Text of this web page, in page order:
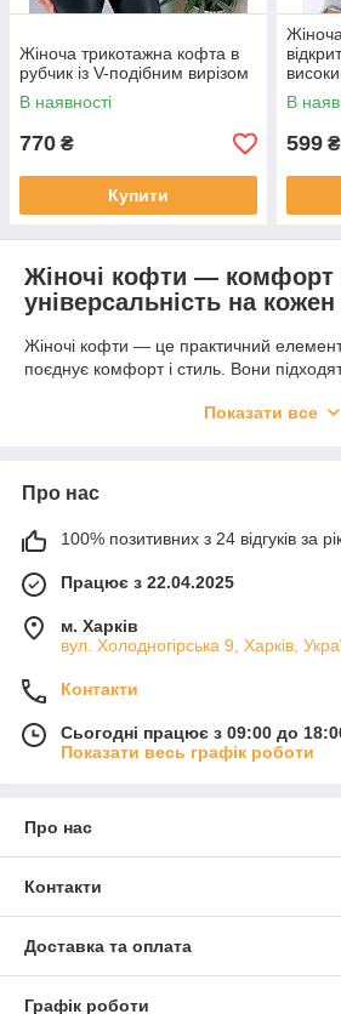
Жіноча трикотажна кофта в
рубчик із V-подібним вирізом
В наявності
770 ₴
Купити
В
599 ₴
Жіночі кофти — комфорт
універсальність на
Жіночі кофти — це практичний
поєднує комфорт і стиль. Вони
купити, варто звернути увагу на
Які бувають жіночі кофти
створювати різноманітні образи:
класичні кофти — універсальні
вигляд
легкі варіанти — для демісезону
вечорів
Такий вибір дозволяє підібрати кофту
Як обрати жіночу кофту
розмір
Показати все
Про нас
100% позитивних з 24 відгуків за
Працює з 22.04.2025
м. Харків
вул. Холодногірська 9, Харків,
Контакти
Сьогодні працює з 09:00 до
Показати весь графік роботи
Про нас
Контакти
Доставка та оплата
Графік роботи